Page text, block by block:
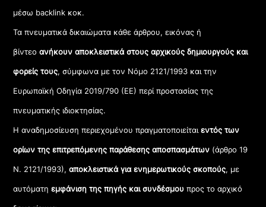
μέσω backlink κοκ.
Τα πνευματικά δικαιώματα κάθε άρθρου, εικόνας ή
βίντεοανήκουν αποκλειστικά στους αρχικούς δημιουργούς και
φορείς τους, σύμφωνα με τον Νόμο 2121/1993 και την
Ευρωπαϊκή Οδηγία 2019/790 (ΕΕ) περί προστασίας της
πνευματικής ιδιοκτησίας.
Η αναδημοσίευση περιεχομένου πραγματοποιείταιεντός των
ορίων της επιτρεπόμενης παράθεσης αποσπασμάτων (άρθρο 19
Ν. 2121/1993), αποκλειστικά για ενημερωτικούς σκοπούς, με
αυτόματηεμφάνιση της πηγής και συνδέσμου προς το αρχικό